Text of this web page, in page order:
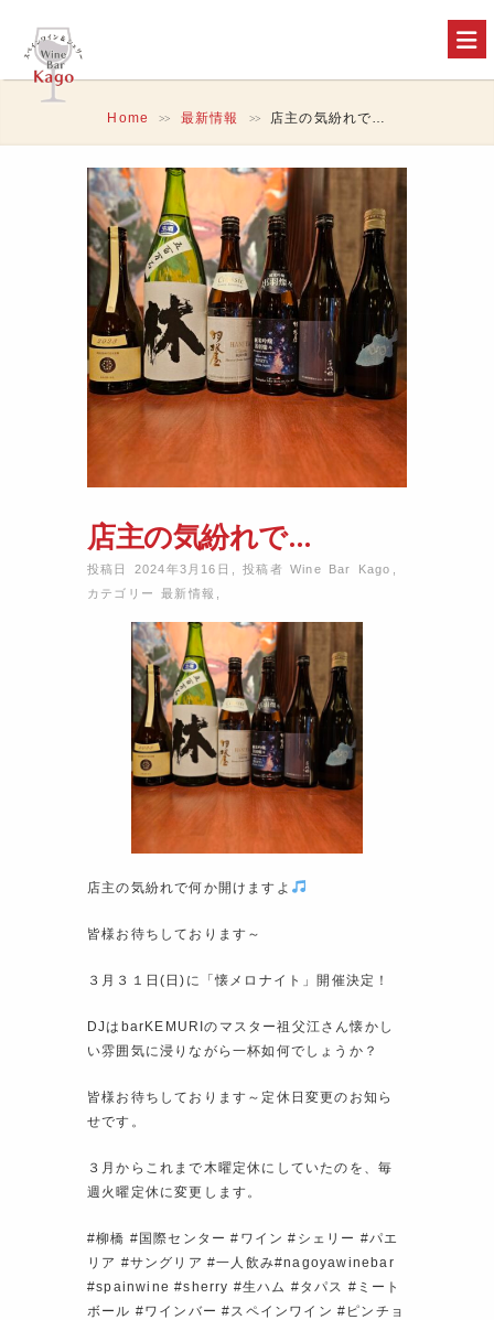
Home >> 最新情報 >> 店主の気紛れで…
店主の気紛れで…
投稿日 2024年3月16日 ,投稿者Wine Bar Kago
カテゴリー最新情報
店主の気紛れで何か開けますよ
皆様お待ちしております～
３月３１日(日)に「懐メロナイト」開催決定！
DJはbarKEMURIのマスター祖父江さん懐かし
い雰囲気に浸りながら一杯如何でしょうか？
皆様お待ちしております～定休日変更のお知ら
せです。
３月からこれまで木曜定休にしていたのを、毎
週火曜定休に変更します。
#柳橋 #国際センター #ワイン #シェリー #パエ
リア #サングリア #一人飲み#nagoyawinebar
#spainwine #sherry #生ハム #タパス #ミート
ボール #ワインバー #スペインワイン #ピンチョ